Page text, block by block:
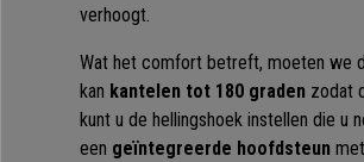
verhoogt.
Wat het comfort betreft, moeten we
kan kantelen tot 180 graden zodat
kunt u de hellingshoek instellen die u
een geïntegreerde hoofdsteun